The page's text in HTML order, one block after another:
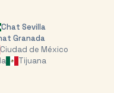
Chat Sevilla
Granada
Ciudad de México
Tijuana